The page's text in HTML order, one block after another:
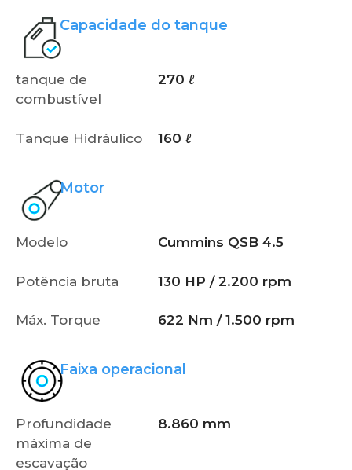
Capacidade do tanque
tanque de
combustível
270 ℓ
Tanque Hidráulico 160 ℓ
Motor
Modelo Cummins QSB 4.5
Potência bruta 130 HP / 2.200 rpm
Máx. Torque 622 Nm / 1.500 rpm
Faixa operacional
Profundidade
máxima de
escavação
8.860 mm